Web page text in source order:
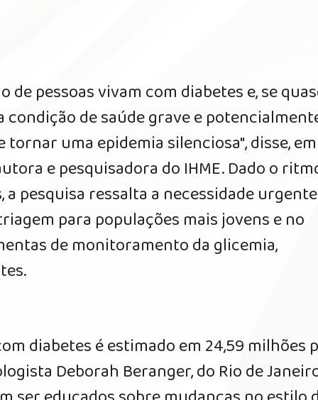
de pessoas vivam com diabetes e, se
de saúde grave e
uma epidemia silenciosa", disse, em
e pesquisadora do IHME. Dado o
pesquisa ressalta a necessidade
para populações mais jovens e no
de monitoramento da glicemia,
diabetes é estimado em 24,59 milhões
Deborah Beranger, do Rio de